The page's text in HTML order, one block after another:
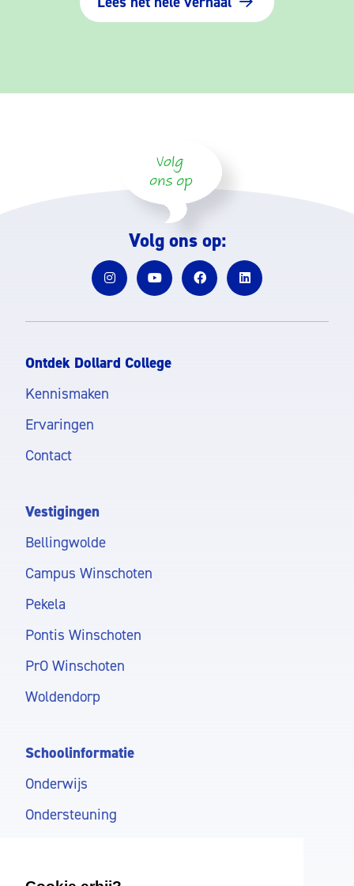
Volg ons op:
Ontdek Dollard College
Kennismaken
Ervaringen
Contact
Vestigingen
Bellingwolde
Campus Winschoten
Pekela
Pontis Winschoten
PrO Winschoten
Woldendorp
Schoolinformatie
Onderwijs
Ondersteuning
Aanmelden